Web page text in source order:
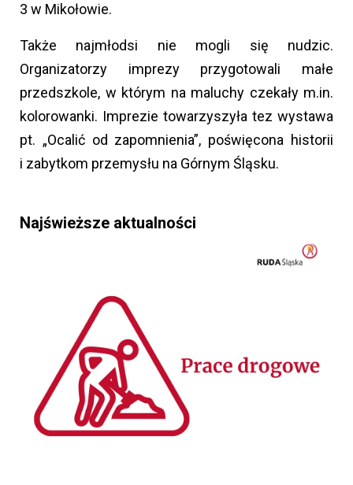
3 w Mikołowie.
Także najmłodsi nie mogli się nudzic.
Organizatorzy imprezy przygotowali małe
przedszkole, w którym na maluchy czekały m.in.
kolorowanki. Imprezie towarzyszyła tez wystawa
pt. „Ocalić od zapomnienia”, poświęcona historii
i zabytkom przemysłu na Górnym Śląsku.
Najświeższe aktualności